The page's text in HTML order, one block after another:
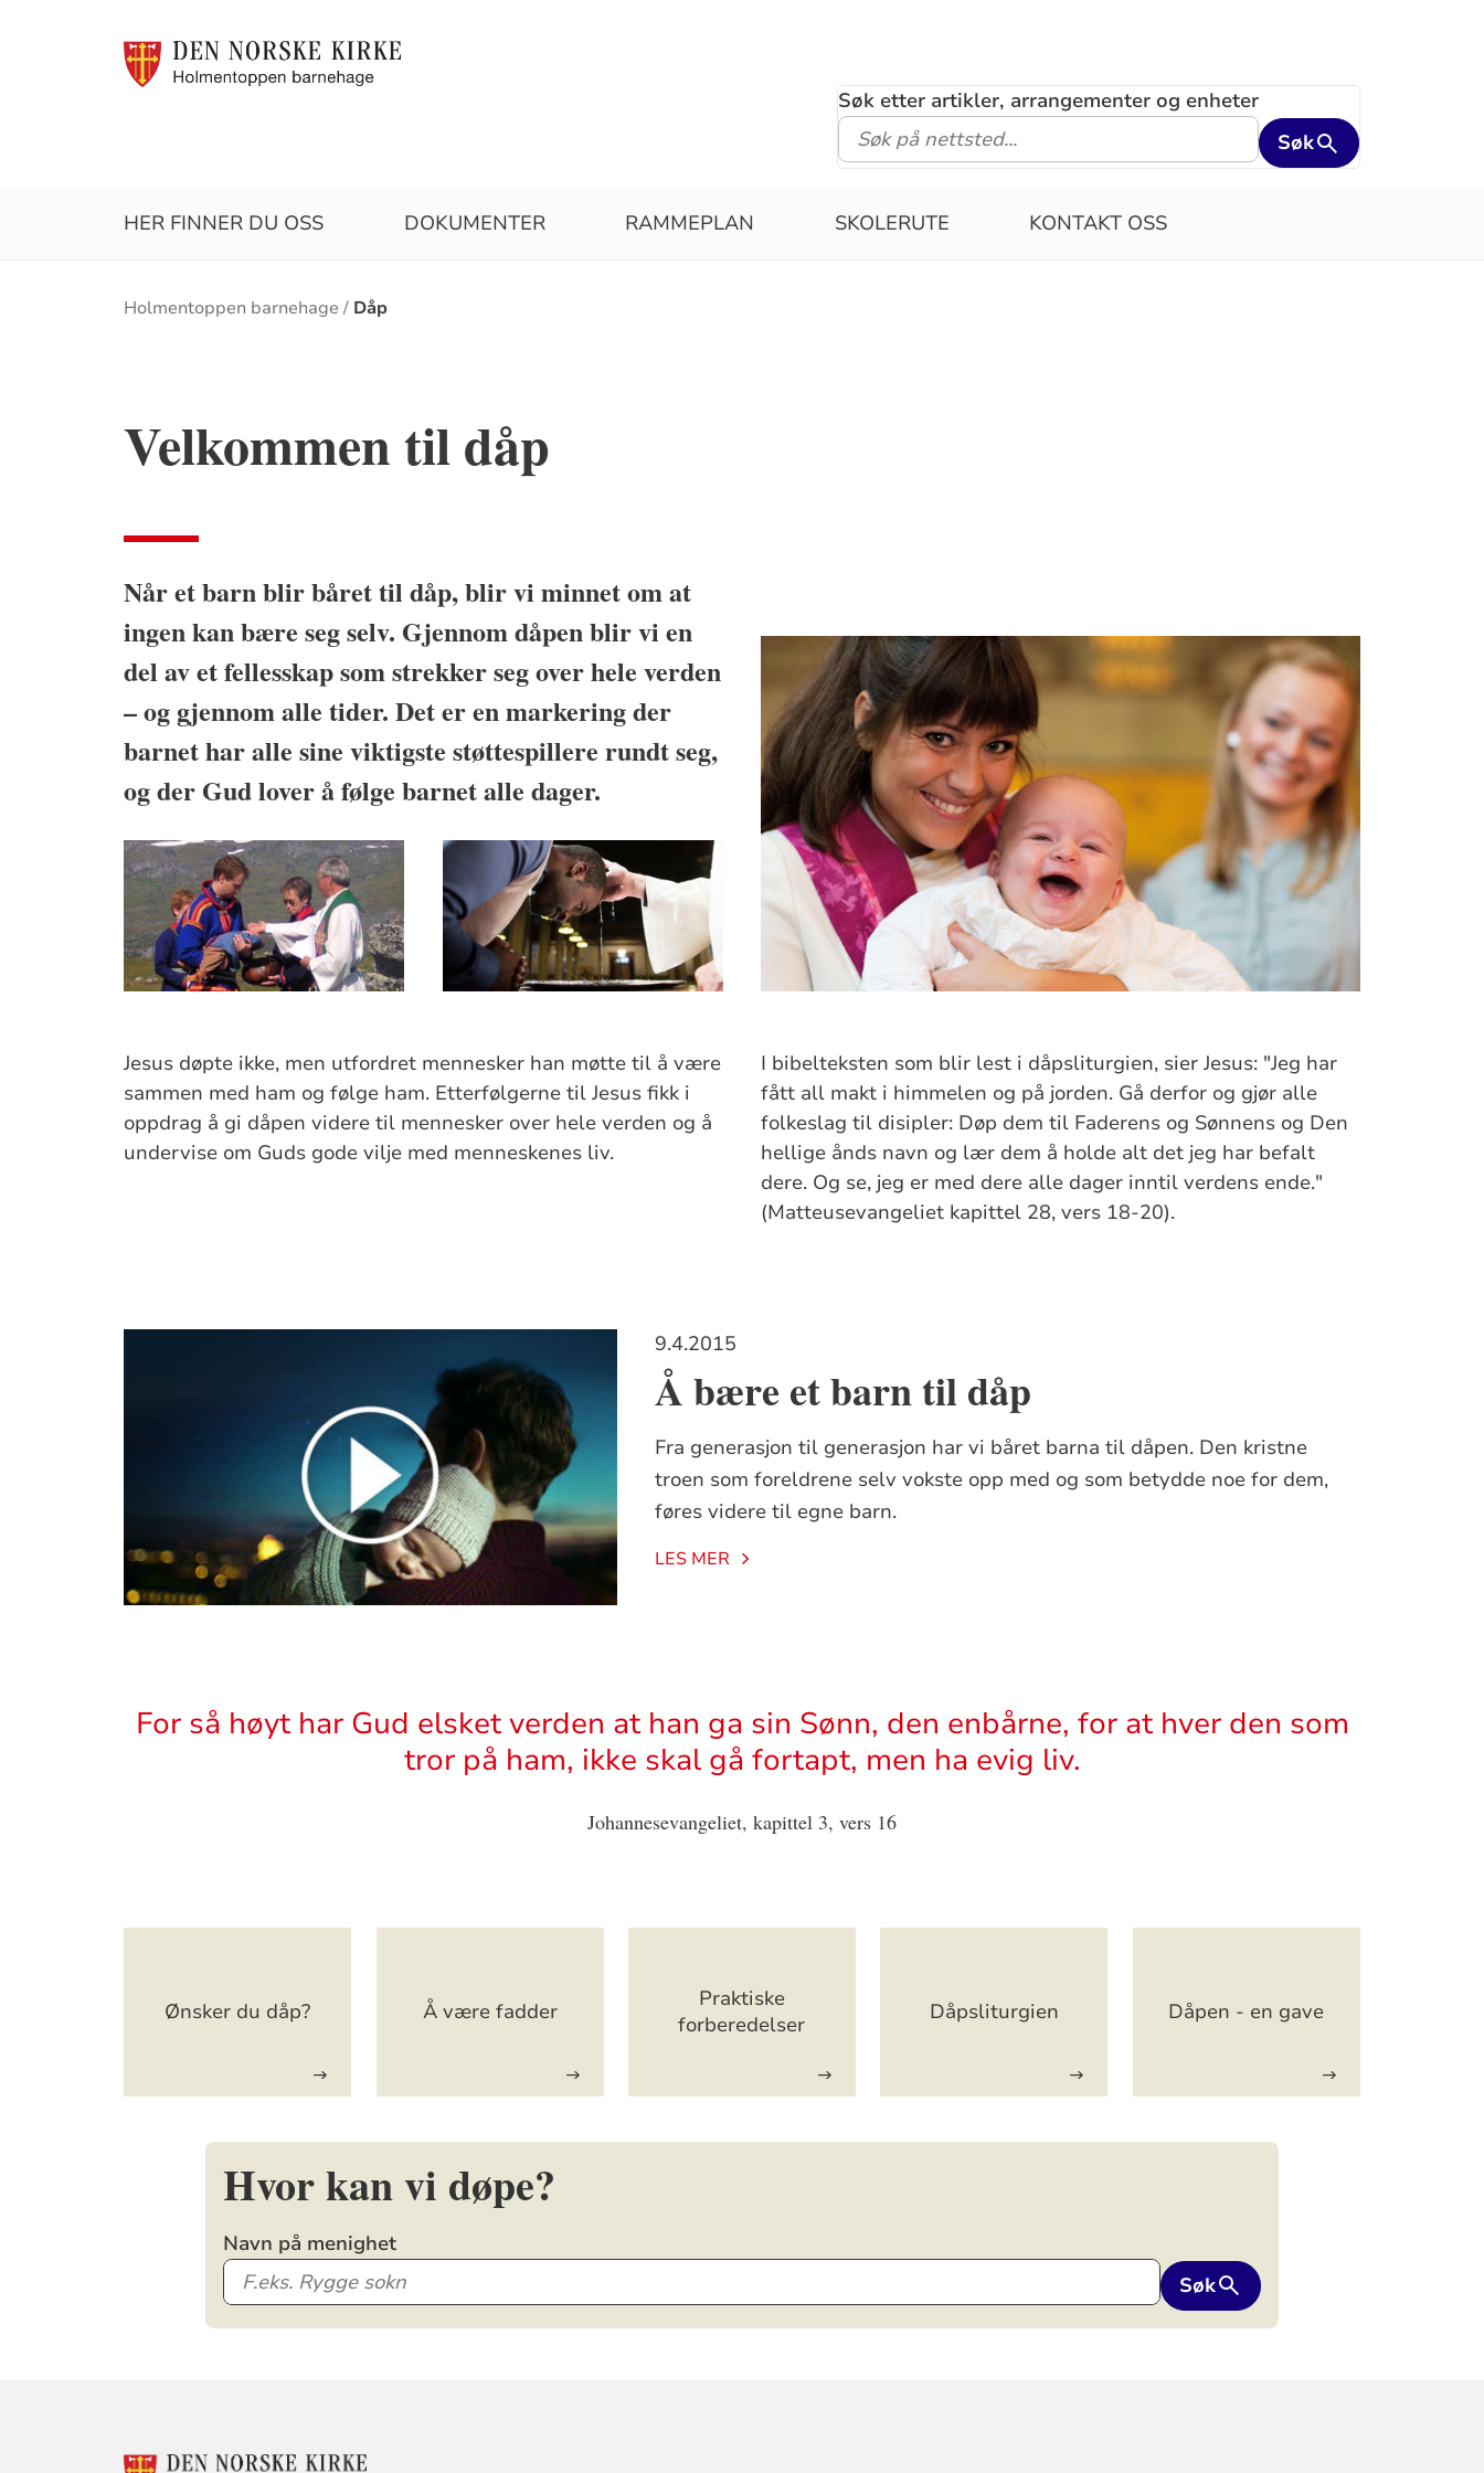
Søk etter artikler, arrangementer og enheter
Søk
HER FINNER DU OSS DOKUMENTER RAMMEPLAN SKOLERUTE KONTAKT OSS
Brødsmulesti
Holmentoppen barnehage Dåp
Velkommen til dåp
Når et barn blir båret til dåp, blir vi minnet om at
ingen kan bære seg selv. Gjennom dåpen blir vi en
del av et fellesskap som strekker seg over hele verden
– og gjennom alle tider. Det er en markering der
barnet har alle sine viktigste støttespillere rundt seg,
og der Gud lover å følge barnet alle dager.
Jesus døpte ikke, men utfordret mennesker han møtte til å være
sammen med ham og følge ham. Etterfølgerne til Jesus fikk i
oppdrag å gi dåpen videre til mennesker over hele verden og å
undervise om Guds gode vilje med menneskenes liv.
I bibelteksten som blir lest i dåpsliturgien, sier Jesus: "Jeg har
fått all makt i himmelen og på jorden. Gå derfor og gjør alle
folkeslag til disipler: Døp dem til Faderens og Sønnens og Den
hellige ånds navn og lær dem å holde alt det jeg har befalt
dere. Og se, jeg er med dere alle dager inntil verdens ende."
(Matteusevangeliet kapittel 28, vers 18-20).
9.4.2015
Å bære et barn til dåp
Fra generasjon til generasjon har vi båret barna til dåpen. Den kristne
troen som foreldrene selv vokste opp med og som betydde noe for dem,
føres videre til egne barn.
LES MER
Sitat
For så høyt har Gud elsket verden at han ga sin Sønn, den enbårne, for at hver den som
tror på ham, ikke skal gå fortapt, men ha evig liv.
Johannesevangeliet, kapittel 3, vers 16
Ønsker du dåp? Å være fadder
Praktiske
forberedelser
Dåpsliturgien Dåpen - en gave
Hvor kan vi døpe?
Navn på menighet
Søk
KONTAKTINFORMASJON